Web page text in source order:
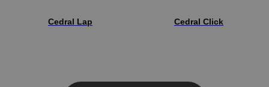
Cedral Lap Cedral Click